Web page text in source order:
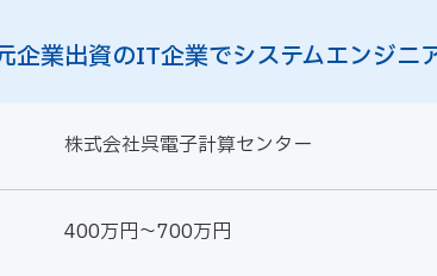
企業出資のIT企業でシステムエンジ
株式会社呉電子計算センター
400万円～700万円